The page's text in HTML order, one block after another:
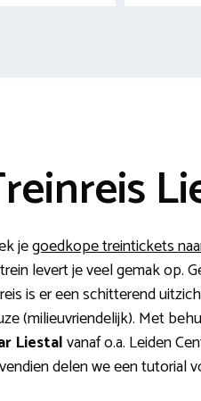
jegoedkope treintickets
levert je veel gemak op.
is er een schitterend
(milieuvriendelijk). Met
Liestalvanaf o.a. Leiden
delen we een tutorial